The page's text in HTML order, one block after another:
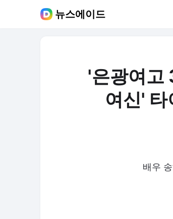
뉴스에이드
'은광여고
여신'
배우